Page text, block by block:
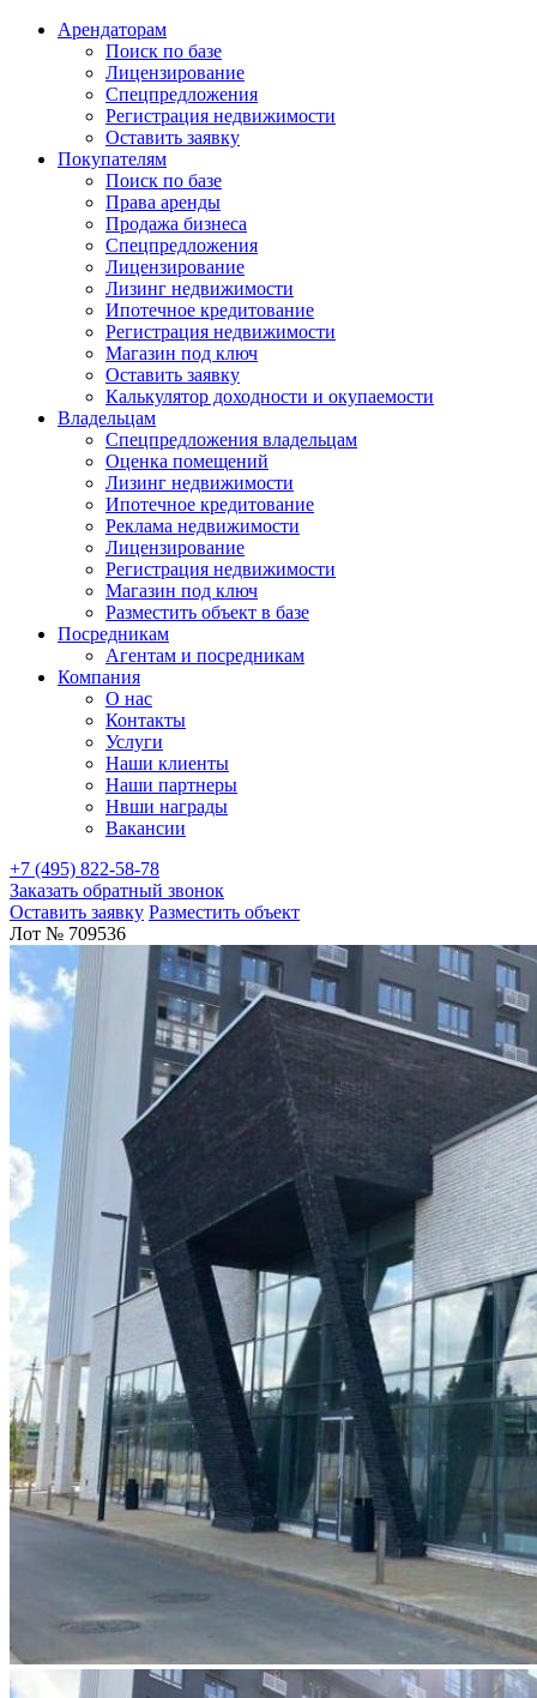
Арендаторам
Поиск по базе
Лицензирование
Спецпредложения
Регистрация недвижимости
Оставить заявку
Покупателям
Поиск по базе
Права аренды
Продажа бизнеса
Спецпредложения
Лицензирование
Лизинг недвижимости
Ипотечное кредитование
Регистрация недвижимости
Магазин под ключ
Оставить заявку
Калькулятор доходности и окупаемости
Владельцам
Спецпредложения владельцам
Оценка помещений
Лизинг недвижимости
Ипотечное кредитование
Реклама недвижимости
Лицензирование
Регистрация недвижимости
Магазин под ключ
Разместить объект в базе
Посредникам
Агентам и посредникам
Компания
О нас
Контакты
Услуги
Наши клиенты
Наши партнеры
Нвши награды
Вакансии
+7 (495) 822-58-78
Заказать обратный звонок
Оставить заявку Разместить объект
Лот № 709536